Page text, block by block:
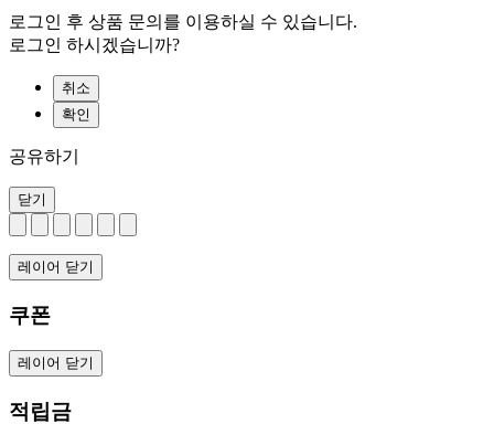
로그인 후 상품 문의를 이용하실 수 있습니다.
로그인 하시겠습니까?
취소
확인
공유하기
닫기
레이어 닫기
쿠폰
레이어 닫기
적립금